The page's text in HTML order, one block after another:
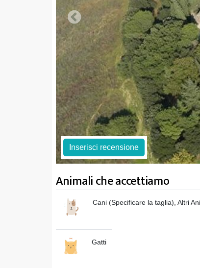
Inserisci recensione
Animali che accettiamo
Cani (Specificare la taglia), Altri
Gatti